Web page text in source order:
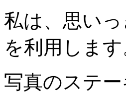
私は、思い
を利用します
写真のステ